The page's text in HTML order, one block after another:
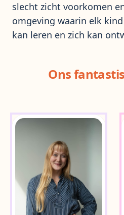
slecht zicht voorkomen
omgeving waarin elk
kan leren en zich kan
Ons